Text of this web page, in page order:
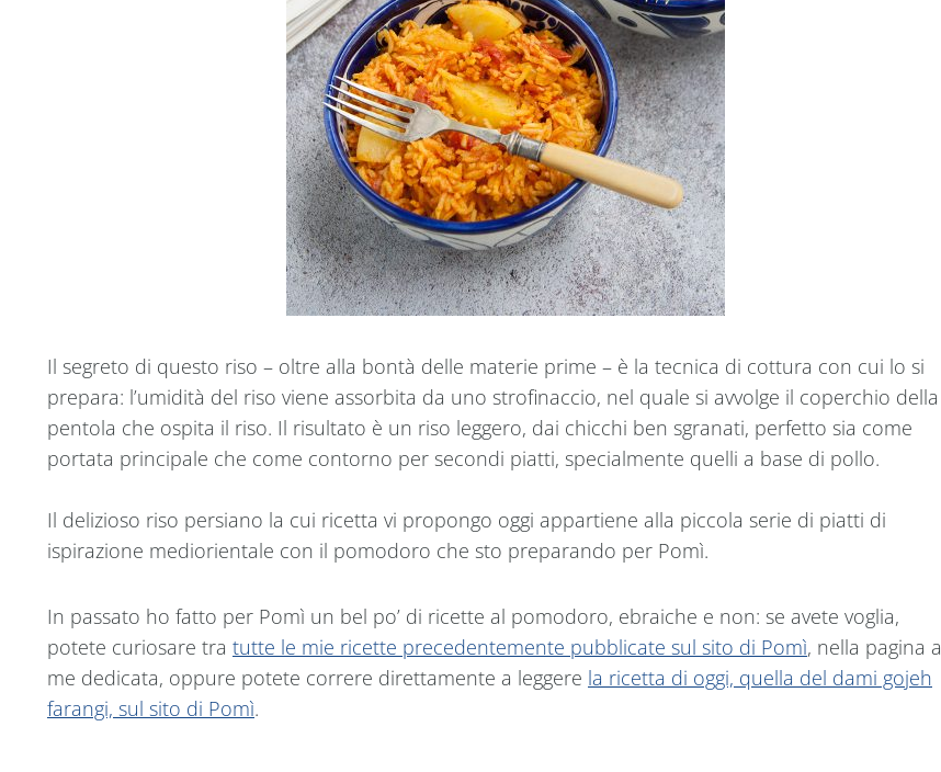
Il segreto di questo riso – oltre alla bontà delle materie prime – è la tecnica di cottura con cui lo si
prepara: l’umidità del riso viene assorbita da uno strofinaccio, nel quale si avvolge il coperchio della
pentola che ospita il riso. Il risultato è un riso leggero, dai chicchi ben sgranati, perfetto sia come
portata principale che come contorno per secondi piatti, specialmente quelli a base di pollo.
Il delizioso riso persiano la cui ricetta vi propongo oggi appartiene alla piccola serie di piatti di
ispirazione mediorientale con il pomodoro che sto preparando per Pomì.
In passato ho fatto per Pomì un bel po’ di ricette al pomodoro, ebraiche e non: se avete voglia,
potete curiosare tra tutte le mie ricette precedentemente pubblicate sul sito di Pomì, nella pagina a
me dedicata, oppure potete correre direttamente a leggere la ricetta di oggi, quella del dami gojeh
farangi, sul sito di Pomì.